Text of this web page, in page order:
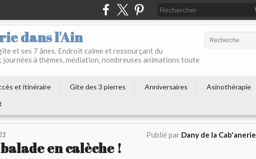
dans l'Ain
et ses 7 ânes. Endroit calme et ressourçant du
à thèmes, médiation, nombreuses animations toute
et itinéraire Gite des 3 pierres Anniversaires
Asinothérapie
Publié par Dany de la Cab'anerie
en calèche !